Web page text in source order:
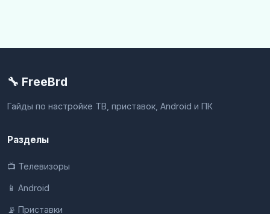
🔧 FreeBrd
Гайды по настройке ТВ, приставок, Android и ПК
Разделы
📺 Телевизоры
📱 Android
📡 Приставки